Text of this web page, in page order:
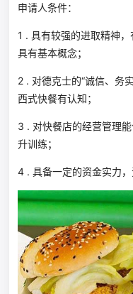
申请人条件：
1 . 具有较强的进取精神
具有基本概念；
2 . 对德克士的“诚信、务
西式快餐有认知；
3 . 对快餐店的经营管理
升训练；
4 . 具备一定的资金实力